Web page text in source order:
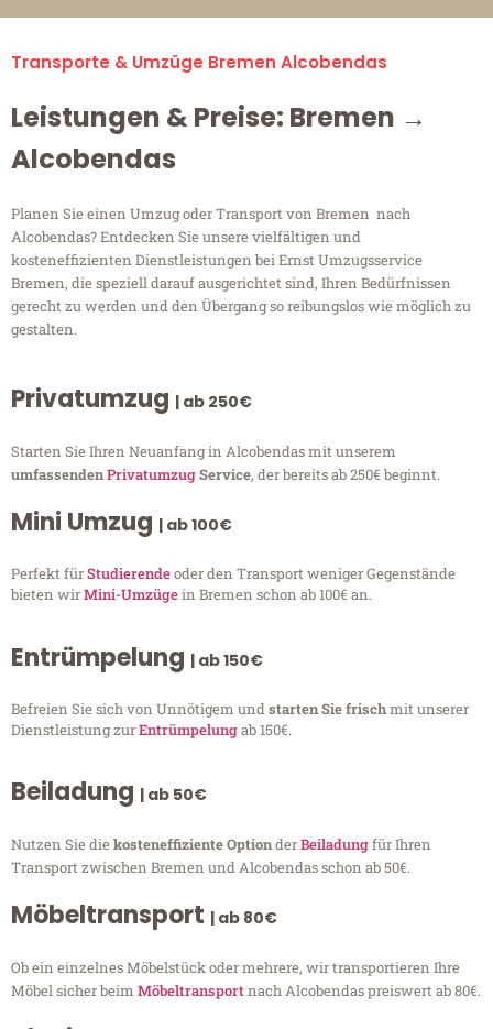
Transporte & Umzüge Bremen Alcobendas
Leistungen & Preise: Bremen →
Alcobendas
Planen Sie einen Umzug oder Transport von Bremen nach
Alcobendas? Entdecken Sie unsere vielfältigen und
kosteneffizienten Dienstleistungen bei Ernst Umzugsservice
Bremen, die speziell darauf ausgerichtet sind, Ihren Bedürfnissen
gerecht zu werden und den Übergang so reibungslos wie möglich zu
gestalten.
Privatumzug | ab 250€
Starten Sie Ihren Neuanfang in Alcobendas mit unserem
umfassendenPrivatumzugService, der bereits ab 250€ beginnt.
Mini Umzug | ab 100€
Perfekt fürStudierendeoder den Transport weniger Gegenstände
bieten wirMini-Umzügein Bremen schon ab 100€ an.
Entrümpelung | ab 150€
Befreien Sie sich von Unnötigem undstarten Sie frischmit unserer
Dienstleistung zurEntrümpelungab 150€.
Beiladung | ab 50€
Nutzen Sie diekosteneffiziente OptionderBeiladungfür Ihren
Transport zwischen Bremen und Alcobendas schon ab 50€.
Möbeltransport | ab 80€
Ob ein einzelnes Möbelstück oder mehrere, wir transportieren Ihre
Möbel sicher beim Möbeltransportnach Alcobendas preiswert ab 80€.